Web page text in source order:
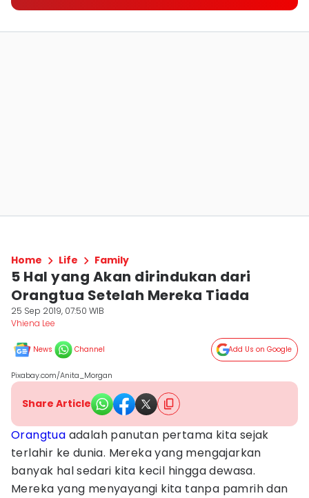
Home Life Family
5 Hal yang Akan dirindukan dari
Orangtua Setelah Mereka Tiada
25 Sep 2019, 07:50 WIB
Vhiena Lee
News Channel Add Us on Google
Pixabay.com/Anita_Morgan
Share Article
Orangtua adalah panutan pertama kita sejak
terlahir ke dunia. Mereka yang mengajarkan
banyak hal sedari kita kecil hingga dewasa.
Mereka yang menyayangi kita tanpa pamrih dan